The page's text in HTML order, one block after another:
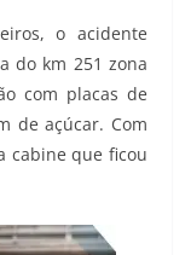
o acidente
do km 251 zona
com placas de
de açúcar. Com
cabine que ficou